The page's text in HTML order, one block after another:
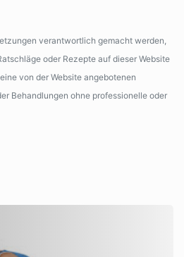
verantwortlich gemacht werden,
oder Rezepte auf dieser Website
von der Website angebotenen
Behandlungen ohne professionelle oder